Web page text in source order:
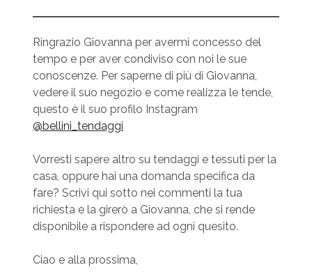
Ringrazio Giovanna per avermi concesso del
tempo e per aver condiviso con noi le sue
conoscenze. Per saperne di più di Giovanna,
vedere il suo negozio e come realizza le tende,
questo è il suo profilo Instagram
@bellini_tendaggi
Vorresti sapere altro su tendaggi e tessuti per la
casa, oppure hai una domanda specifica da
fare? Scrivi qui sotto nei commenti la tua
richiesta e la girerò a Giovanna, che si rende
disponibile a rispondere ad ogni quesito.
Ciao e alla prossima,